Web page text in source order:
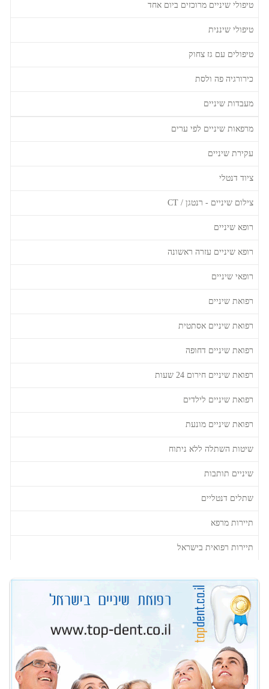
טיפולי שיניים מרוכזים ביום אחד
טיפולי שיננית
טיפולים עם גז צחוק
כירורגיה פה ולסת
מעבדות שיניים
מרפאות שיניים לפי ערים
עקירת שיניים
ציוד דנטלי
צילום שיניים - רנטגן / CT
רופא שיניים
רופא שיניים עזרה ראשונה
רופאי שיניים
רפואת שיניים
רפואת שיניים אסתטית
רפואת שיניים דחופה
רפואת שיניים חירום 24 שעות
רפואת שיניים לילדים
רפואת שיניים מונעת
שיטות השתלה ללא ניתוח
שיניים תותבות
שתלים דנטליים
תיירות מרפא
תיירות רפואית בישראל